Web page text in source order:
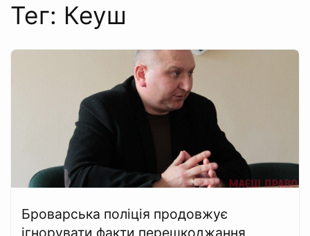
Тег: Кеуш
Броварська поліція продовжує
ігнорувати факти перешкоджання